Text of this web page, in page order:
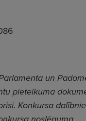
un
pieteikuma
Konkursa